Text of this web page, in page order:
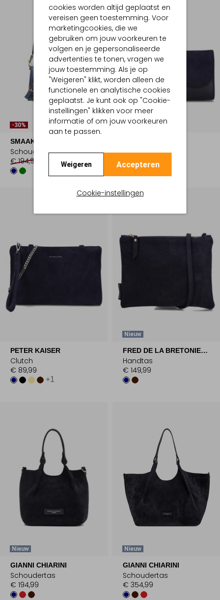
cookies worden altijd geplaatst en
vereisen geen toestemming. Voor
marketingcookies, die we
gebruiken om jouw voorkeuren te
volgen en je gepersonaliseerde
advertenties te tonen, vragen we
jouw toestemming. Als je op
"Weigeren" klikt, worden alleen de
functionele en analytische cookies
geplaatst. Je kunt ook op "Cookie-
instellingen" klikken voor meer
informatie of om jouw voorkeuren
aan te passen.
Weigeren Accepteren
Cookie-instellingen
-30%
SMAAK AMSTERDAM
Schoudertas
€ 194,99
€ 135,99
-30%
Clutch
€ 139,99 € 97,99
PETER KAISER
Clutch
€ 89,99
+1
Nieuw
FRED DE LA BRETONIERE
Handtas
€ 149,99
Nieuw
GIANNI CHIARINI
Schoudertas
€ 194,99
Nieuw
GIANNI CHIARINI
Schoudertas
€ 354,99